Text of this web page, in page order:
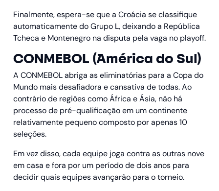
Finalmente, espera-se que a Croácia se classifique
automaticamente do Grupo L, deixando a República
Tcheca e Montenegro na disputa pela vaga no playoff.
CONMEBOL (América do Sul)
A CONMEBOL abriga as eliminatórias para a Copa do
Mundo mais desafiadora e cansativa de todas. Ao
contrário de regiões como África e Ásia, não há
processo de pré-qualificação em um continente
relativamente pequeno composto por apenas 10
seleções.
Em vez disso, cada equipe joga contra as outras nove
em casa e fora por um período de dois anos para
decidir quais equipes avançarão para o torneio.